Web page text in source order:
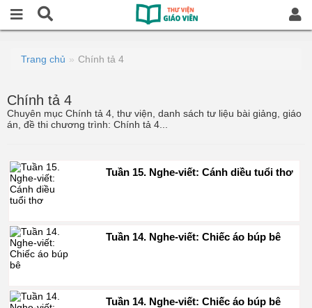
Trang chủ Chính tả 4
Chính tả 4
Chuyên mục Chính tả 4, thư viện, danh sách tư liệu bài giảng, giáo
án, đề thi chương trình: Chính tả 4...
Tuần 15. Nghe-viết: Cánh diều tuổi thơ
Tuần 14. Nghe-viết: Chiếc áo búp bê
Tuần 14. Nghe-viết: Chiếc áo búp bê